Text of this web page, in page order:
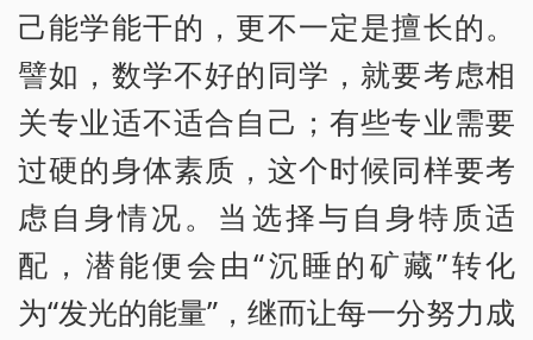
己能学能干的，更不一定是擅长的。
譬如，数学不好的同学，就要考虑相
关专业适不适合自己；有些专业需要
过硬的身体素质，这个时候同样要考
虑自身情况。当选择与自身特质适
配，潜能便会由“沉睡的矿藏”转化
为“发光的能量”，继而让每一分努力成